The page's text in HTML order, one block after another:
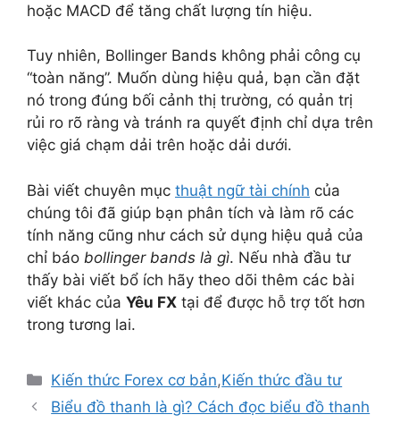
hoặc MACD để tăng chất lượng tín hiệu.
Tuy nhiên, Bollinger Bands không phải công cụ
“toàn năng”. Muốn dùng hiệu quả, bạn cần đặt
nó trong đúng bối cảnh thị trường, có quản trị
rủi ro rõ ràng và tránh ra quyết định chỉ dựa trên
việc giá chạm dải trên hoặc dải dưới.
Bài viết chuyên mục thuật ngữ tài chính của
chúng tôi đã giúp bạn phân tích và làm rõ các
tính năng cũng như cách sử dụng hiệu quả của
chỉ báo bollinger bands là gì. Nếu nhà đầu tư
thấy bài viết bổ ích hãy theo dõi thêm các bài
viết khác của Yêu FX tại để được hỗ trợ tốt hơn
trong tương lai.
Danh
mục
Kiến thức Forex cơ bản,Kiến thức đầu tư
Biểu đồ thanh là gì? Cách đọc biểu đồ thanh